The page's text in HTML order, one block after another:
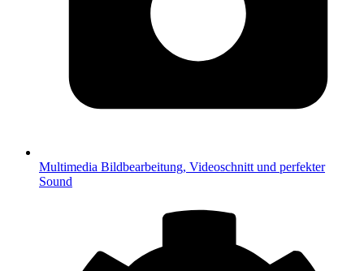
Multimedia Bildbearbeitung, Videoschnitt und perfekter
Sound